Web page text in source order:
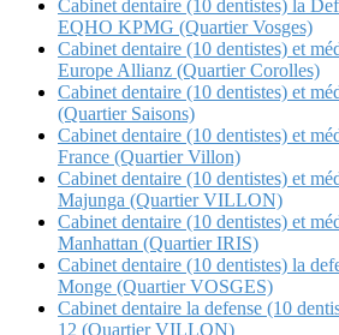
Cabinet dentaire (10 dentistes) la
EQHO KPMG (Quartier Vosges)
Cabinet dentaire (10 dentistes) et
Europe Allianz (Quartier Corolles)
Cabinet dentaire (10 dentistes) et
(Quartier Saisons)
Cabinet dentaire (10 dentistes) et
France (Quartier Villon)
Cabinet dentaire (10 dentistes) et
Majunga (Quartier VILLON)
Cabinet dentaire (10 dentistes) et
Manhattan (Quartier IRIS)
Cabinet dentaire (10 dentistes) la
Monge (Quartier VOSGES)
Cabinet dentaire la defense (10
12 (Quartier VILLON)